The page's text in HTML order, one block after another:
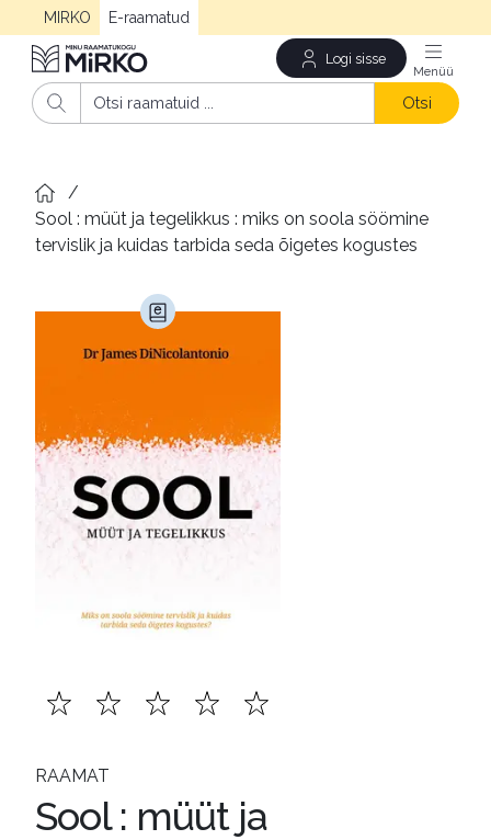
MIRKO E-raamatud
Logi sisse
Otsi
/
Sool : müüt ja tegelikkus : miks on soola söömine
tervislik ja kuidas tarbida seda õigetes kogustes
RAAMAT
Sool : müüt ja